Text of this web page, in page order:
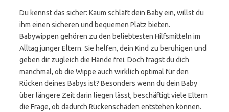
Du kennst das sicher: Kaum schläft dein Baby ein, willst du
ihm einen sicheren und bequemen Platz bieten.
Babywippen gehören zu den beliebtesten Hilfsmitteln im
Alltag junger Eltern. Sie helfen, dein Kind zu beruhigen und
geben dir zugleich die Hände frei. Doch fragst du dich
manchmal, ob die Wippe auch wirklich optimal für den
Rücken deines Babys ist? Besonders wenn du dein Baby
über längere Zeit darin liegen lässt, beschäftigt viele Eltern
die Frage, ob dadurch Rückenschäden entstehen können.